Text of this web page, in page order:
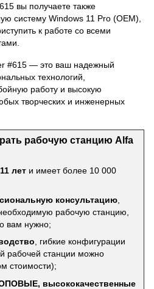
вы получаете также
систему Windows 11 Pro (OEM),
к работе со всеми
#615 — это ваш надежный
технологий,
работу и высокую
творческих и инженерных
рабочую станцию Alfa
лет и имеет более 10 000
консультацию
рабочую станцию,
вам нужно;
, гибкие конфигурации
рабочей станции можно
стоимости);
высококачественные